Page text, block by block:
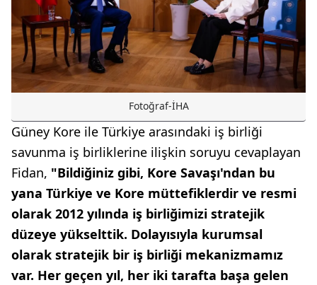
Fotoğraf-İHA
Güney Kore ile Türkiye arasındaki iş birliği
savunma iş birliklerine ilişkin soruyu cevaplayan
Fidan, "Bildiğiniz gibi, Kore Savaşı'ndan bu
yana Türkiye ve Kore müttefiklerdir ve resmi
olarak 2012 yılında iş birliğimizi stratejik
düzeye yükselttik. Dolayısıyla kurumsal
olarak stratejik bir iş birliği mekanizmamız
var. Her geçen yıl, her iki tarafta başa gelen